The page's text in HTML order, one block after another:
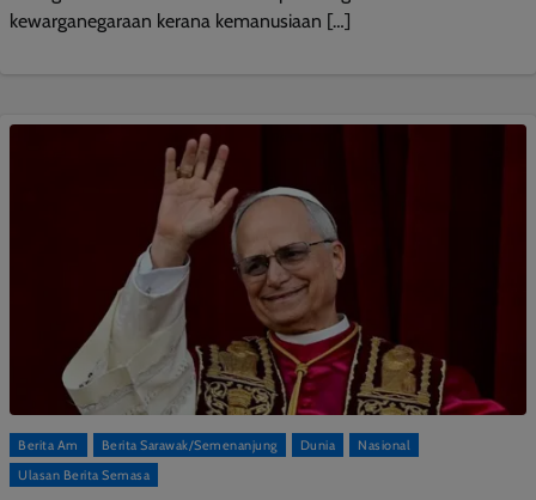
kewarganegaraan kerana kemanusiaan […]
Berita Am Berita Sarawak/Semenanjung Dunia
Nasional
Ulasan Berita Semasa